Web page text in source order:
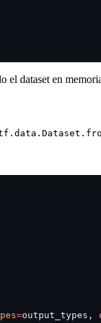
el dataset en
=output_types,